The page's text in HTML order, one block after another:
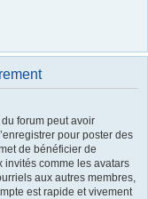
forum peut avoir
pour poster des
de bénéficier de
comme les avatars
aux autres membres,
est rapide et vivement